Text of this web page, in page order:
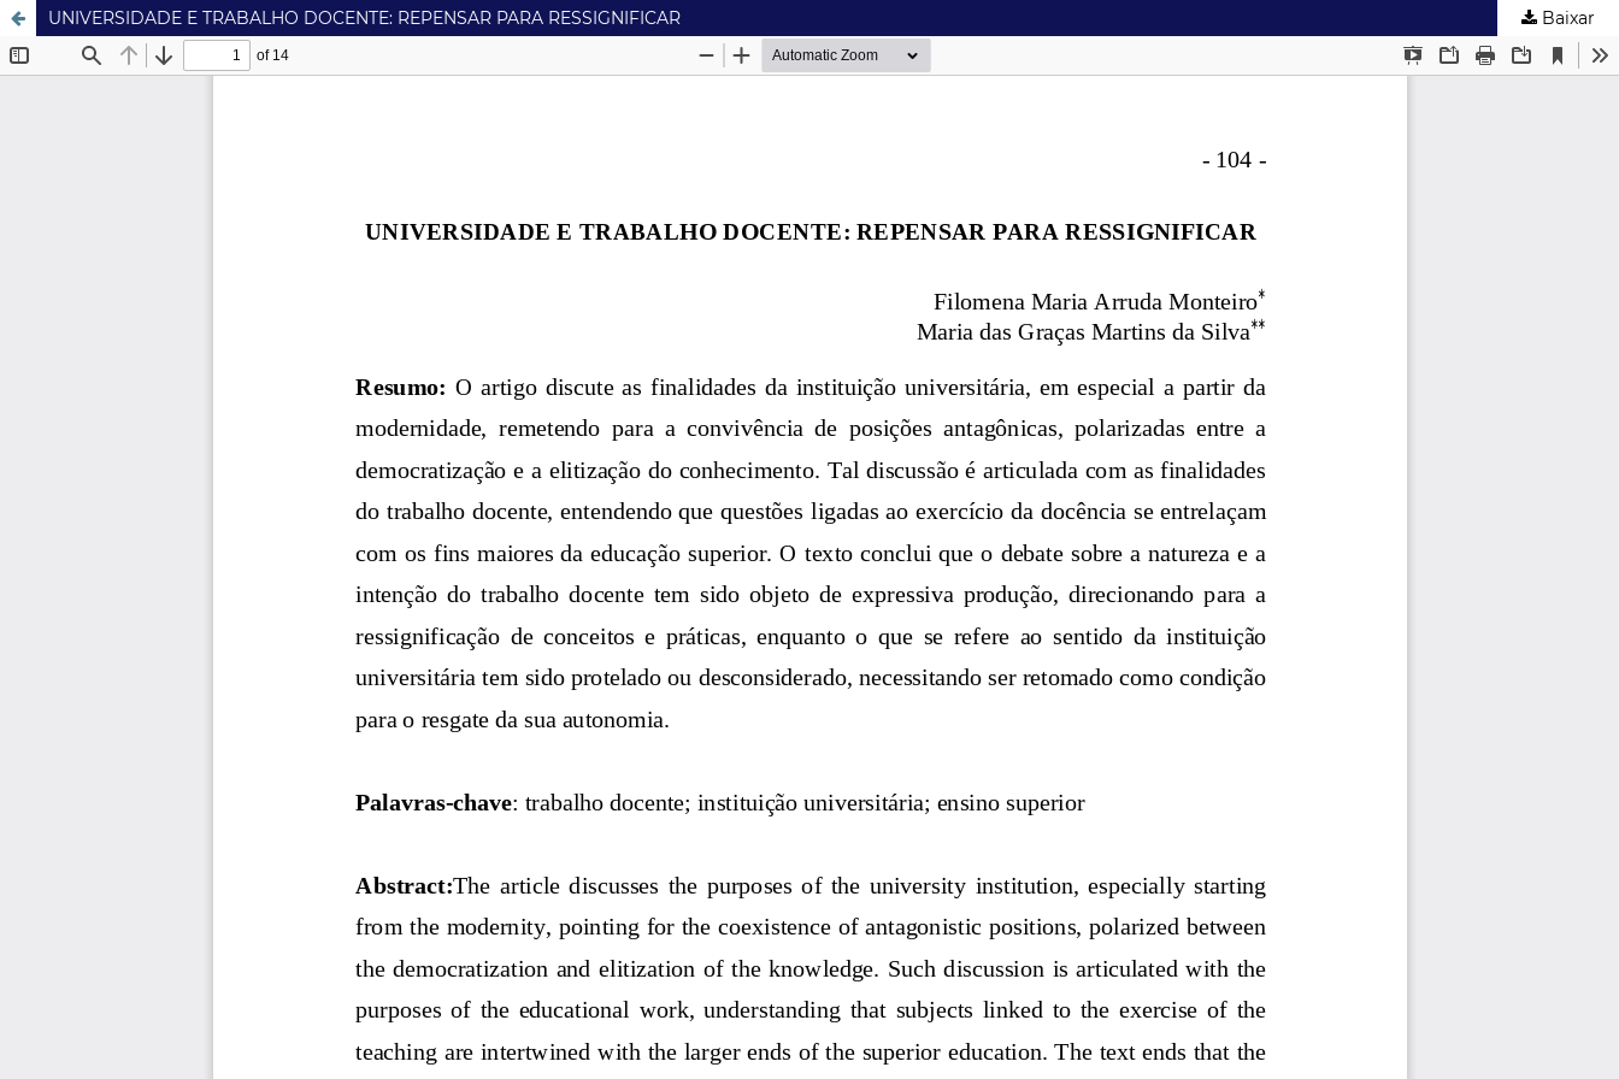
UNIVERSIDADE E TRABALHO DOCENTE: REPENSAR PARA RESSIGNIFICAR Baixar